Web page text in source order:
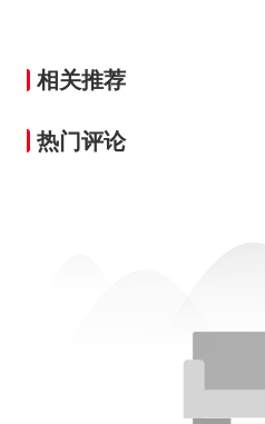
相关推荐
热门评论